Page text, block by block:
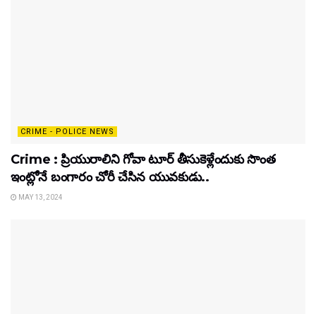
CRIME - POLICE NEWS
Crime : ప్రియురాలిని గోవా టూర్ తీసుకెళ్లేందుకు సొంత
ఇంట్లోనే బంగారం చోరీ చేసిన యువకుడు..
MAY 13, 2024